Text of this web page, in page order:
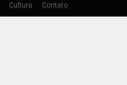
Cultura Contato